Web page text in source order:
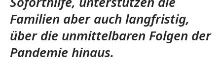
Familien aber auch langfristig,
über die unmittelbaren Folgen der
Pandemie hinaus.